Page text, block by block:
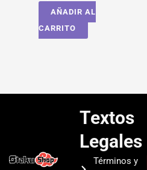
AÑADIR AL
CARRITO
Textos
Legales
Términos y